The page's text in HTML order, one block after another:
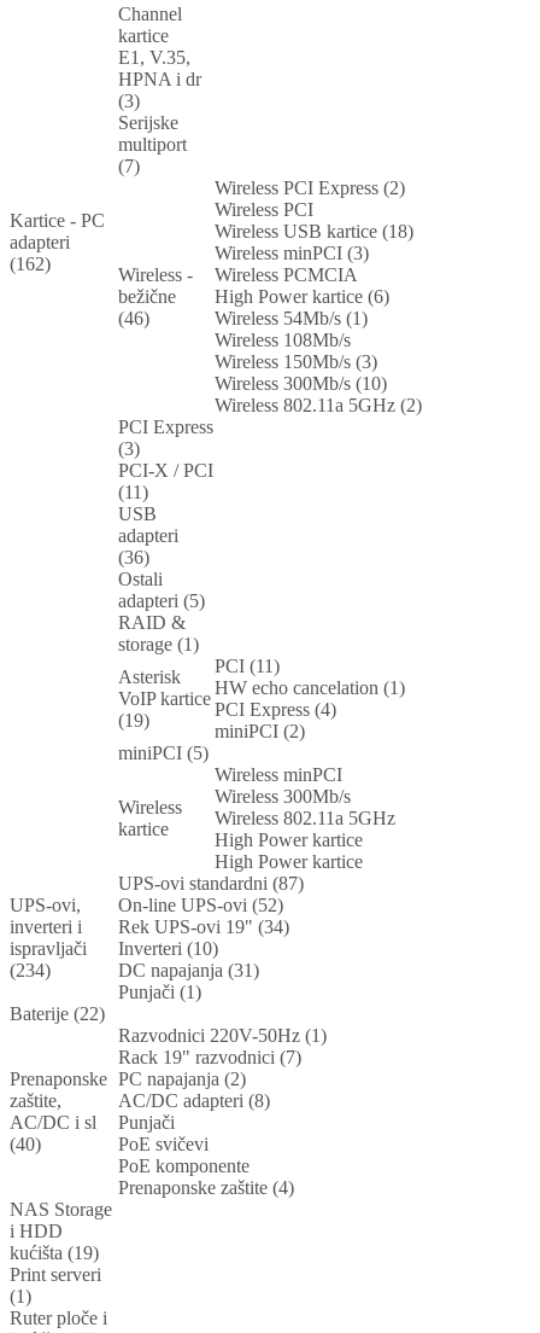
Kartice - PC
adapteri
(162)
Channel
kartice
E1, V.35,
HPNA i dr
(3)
Serijske
multiport
(7)
Wireless -
bežične
(46)
Wireless PCI Express (2)
Wireless PCI
Wireless USB kartice (18)
Wireless minPCI (3)
Wireless PCMCIA
High Power kartice (6)
Wireless 54Mb/s (1)
Wireless 108Mb/s
Wireless 150Mb/s (3)
Wireless 300Mb/s (10)
Wireless 802.11a 5GHz (2)
PCI Express
(3)
PCI-X / PCI
(11)
USB
adapteri
(36)
Ostali
adapteri (5)
RAID &
storage (1)
Asterisk
VoIP kartice
(19)
PCI (11)
HW echo cancelation (1)
PCI Express (4)
miniPCI (2)
miniPCI (5)
Wireless
kartice
Wireless minPCI
Wireless 300Mb/s
Wireless 802.11a 5GHz
High Power kartice
High Power kartice
UPS-ovi,
inverteri i
ispravljači
(234)
UPS-ovi standardni (87)
On-line UPS-ovi (52)
Rek UPS-ovi 19" (34)
Inverteri (10)
DC napajanja (31)
Punjači (1)
Baterije (22)
Prenaponske
zaštite,
AC/DC i sl
(40)
Razvodnici 220V-50Hz (1)
Rack 19" razvodnici (7)
PC napajanja (2)
AC/DC adapteri (8)
Punjači
PoE svičevi
PoE komponente
Prenaponske zaštite (4)
NAS Storage
i HDD
kućišta (19)
Print serveri
(1)
Ruter ploče i